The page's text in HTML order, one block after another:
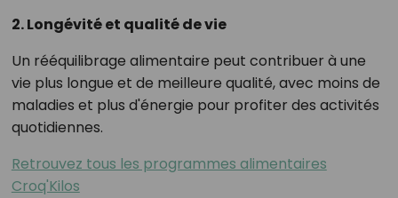
2. Longévité et qualité de vie
Un rééquilibrage alimentaire peut contribuer à une
vie plus longue et de meilleure qualité, avec moins de
maladies et plus d'énergie pour profiter des activités
quotidiennes.
Retrouvez tous les programmes alimentaires
Croq'Kilos